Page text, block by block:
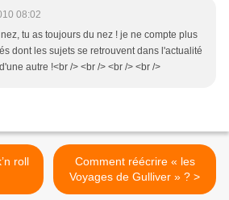
08:02
tu as toujours du nez ! je ne compte plus
dont les sujets se retrouvent dans l'actualité
autre !<br /> <br /> <br /> <br />
Comment réécrire « les
Voyages de Gulliver » ? >